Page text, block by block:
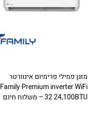
מזגן פמילי פרימיום אינוורטר
Family Premium inverter WiFi
32 24,100BTU – משלוח חינם